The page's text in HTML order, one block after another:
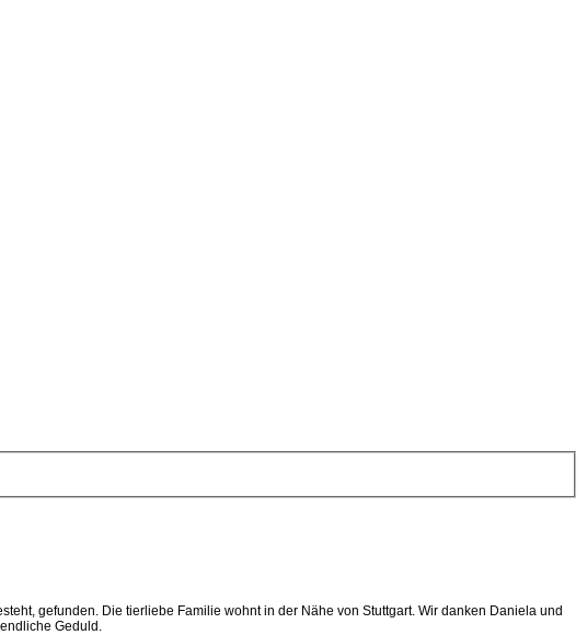
gefunden. Die tierliebe Familie wohnt in der Nähe von Stuttgart. Wir danken Daniela und
Geduld.